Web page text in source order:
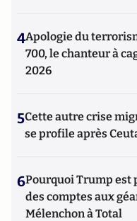
4Apologie du
700, le chanteur à
2026
5Cette autre crise
se profile après
6Pourquoi Trump est
des comptes aux
Mélenchon à Total